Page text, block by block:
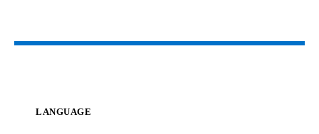
LANGUAGE